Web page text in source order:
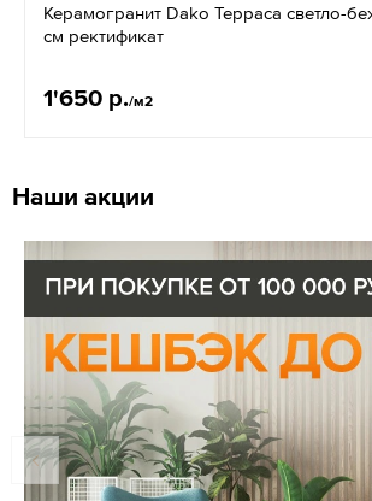
Керамогранит Dako Терраса светло-
см ректификат
1'650 р./м2
Наши акции